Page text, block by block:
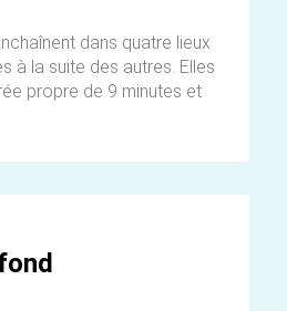
dans quatre lieux
à la suite des autres. Elles
propre de 9 minutes et